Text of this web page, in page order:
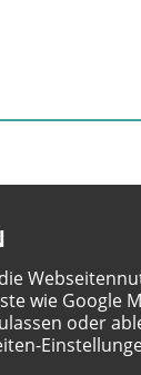
wie Google
oder